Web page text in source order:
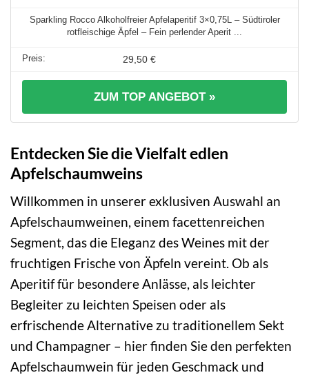
Sparkling Rocco Alkoholfreier Apfelaperitif 3×0,75L – Südtiroler
rotfleischige Äpfel – Fein perlender Aperit ...
29,50 €
ZUM TOP ANGEBOT »
Entdecken Sie die Vielfalt edlen
Apfelschaumweins
Willkommen in unserer exklusiven Auswahl an
Apfelschaumweinen, einem facettenreichen
Segment, das die Eleganz des Weines mit der
fruchtigen Frische von Äpfeln vereint. Ob als
Aperitif für besondere Anlässe, als leichter
Begleiter zu leichten Speisen oder als
erfrischende Alternative zu traditionellem Sekt
und Champagner – hier finden Sie den perfekten
Apfelschaumwein für jeden Geschmack und